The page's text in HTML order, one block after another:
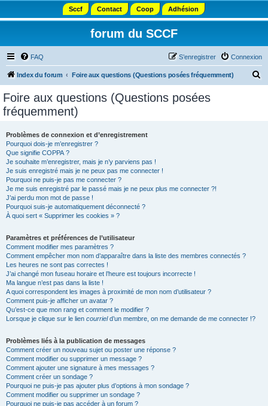
Sccf Contact Coop Adhésion
forum du SCCF
FAQ Connexion
S’enregistrer
Index du forum Foire aux questions (Questions posées fréquemment)
Foire aux questions (Questions posées
fréquemment)
Problèmes de connexion et d’enregistrement
Pourquoi dois-je m’enregistrer ?
Que signifie COPPA ?
Je souhaite m’enregistrer, mais je n’y parviens pas !
Je suis enregistré mais je ne peux pas me connecter !
Pourquoi ne puis-je pas me connecter ?
Je me suis enregistré par le passé mais je ne peux plus me connecter ?!
J’ai perdu mon mot de passe !
Pourquoi suis-je automatiquement déconnecté ?
À quoi sert « Supprimer les cookies » ?
Paramètres et préférences de l’utilisateur
Comment modifier mes paramètres ?
Comment empêcher mon nom d’apparaître dans la liste des membres connectés ?
Les heures ne sont pas correctes !
J’ai changé mon fuseau horaire et l’heure est toujours incorrecte !
Ma langue n’est pas dans la liste !
A quoi correspondent les images à proximité de mon nom d’utilisateur ?
Comment puis-je afficher un avatar ?
Qu’est-ce que mon rang et comment le modifier ?
Lorsque je clique sur le lien courrield’un membre, on me demande de me connecter !?
Problèmes liés à la publication de messages
Comment créer un nouveau sujet ou poster une réponse ?
Comment modifier ou supprimer un message ?
Comment ajouter une signature à mes messages ?
Comment créer un sondage ?
Pourquoi ne puis-je pas ajouter plus d’options à mon sondage ?
Comment modifier ou supprimer un sondage ?
Pourquoi ne puis-je pas accéder à un forum ?